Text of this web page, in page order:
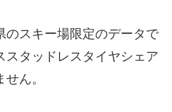
のスキー場限定のデータで
スタッドレスタイヤシェア
ん。